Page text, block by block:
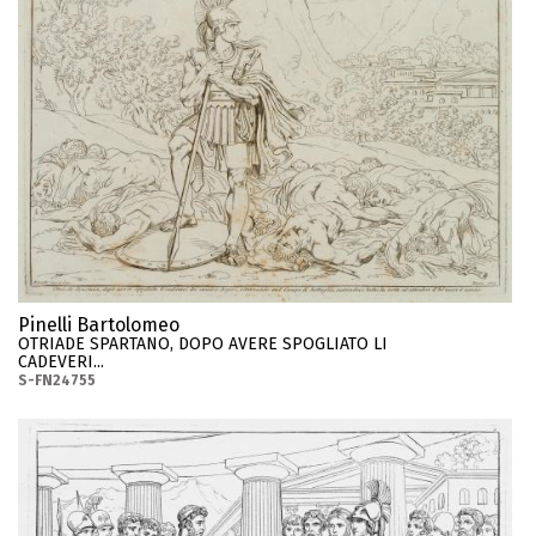
Pinelli Bartolomeo
OTRIADE SPARTANO, DOPO AVERE SPOGLIATO LI
CADEVERI...
S-FN24755